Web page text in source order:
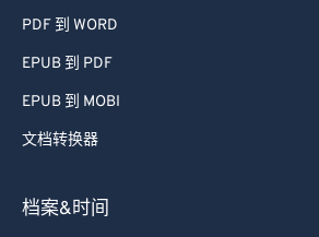
PDF 到 WORD
EPUB 到 PDF
EPUB 到 MOBI
文档转换器
档案&时间